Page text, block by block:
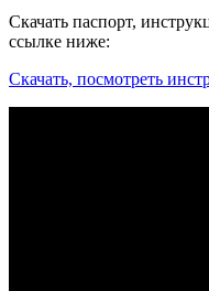
Скачать паспорт,
ссылке ниже:
Скачать, посмотреть